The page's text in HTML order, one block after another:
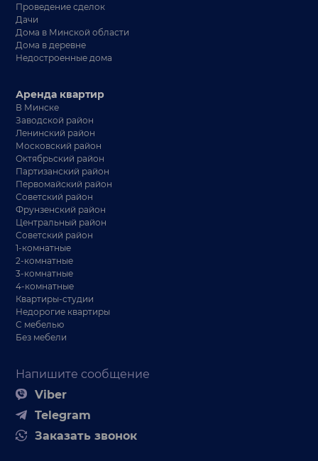
Проведение сделок
Дачи
Дома в Минской области
Дома в деревне
Недостроенные дома
Напишите сообщение
Viber
Telegram
Заказать звонок
Аренда квартир
В Минске
Заводской район
Ленинский район
Московский район
Октябрьский район
Партизанский район
Первомайский район
Советский район
Фрунзенский район
Центральный район
Советский район
1-комнатные
2-комнатные
3-комнатные
4-комнатные
Квартиры-студии
Недорогие квартиры
С мебелью
Без мебели